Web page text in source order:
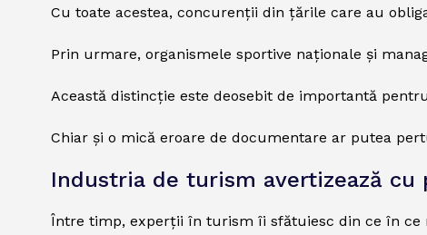
Cu toate acestea, concurenții din țările care au
Prin urmare, organismele sportive naționale și
Această distincție este deosebit de importantă
Chiar și o mică eroare de documentare ar putea
Industria de turism avertizează
Între timp, experții în turism îi sfătuiesc din ce în